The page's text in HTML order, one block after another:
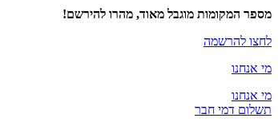
מספר המקומות מוגבל מאוד, מהרו להירשם!
לחצו להרשמה
מי אנחנו
מי אנחנו
תשלום דמי חבר